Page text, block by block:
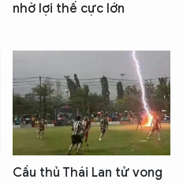
nhờ lợi thế cực lớn
Cầu thủ Thái Lan tử vong